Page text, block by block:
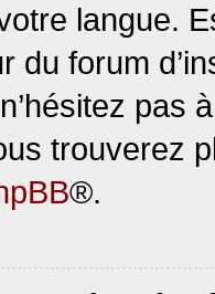
langue.
du forum
pas
trouverez
®.